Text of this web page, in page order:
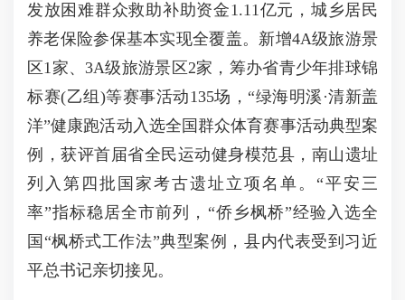
发放困难群众救助补助资金1.11亿元，城乡居民
养老保险参保基本实现全覆盖。新增4A级旅游景
区1家、3A级旅游景区2家，筹办省青少年排球锦
标赛(乙组)等赛事活动135场，“绿海明溪·清新盖
洋”健康跑活动入选全国群众体育赛事活动典型案
例，获评首届省全民运动健身模范县，南山遗址
列入第四批国家考古遗址立项名单。“平安三
率”指标稳居全市前列，“侨乡枫桥”经验入选全
国“枫桥式工作法”典型案例，县内代表受到习近
平总书记亲切接见。